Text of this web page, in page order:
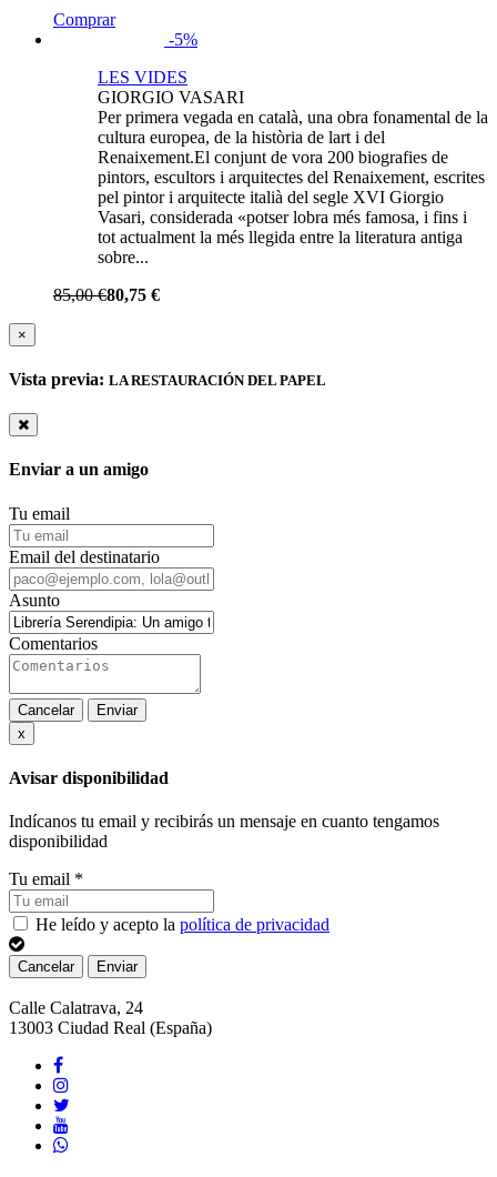
Comprar
-5%
LES VIDES
GIORGIO VASARI
Per primera vegada en català, una obra fonamental de la
cultura europea, de la història de lart i del
Renaixement.El conjunt de vora 200 biografies de
pintors, escultors i arquitectes del Renaixement, escrites
pel pintor i arquitecte italià del segle XVI Giorgio
Vasari, considerada «potser lobra més famosa, i fins i
tot actualment la més llegida entre la literatura antiga
sobre...
85,00 €80,75 €
×
Vista previa: LA RESTAURACIÓN DEL PAPEL
Enviar a un amigo
Tu email
Email del destinatario
Asunto
Comentarios
Cancelar
Enviar
x
Avisar disponibilidad
Indícanos tu email y recibirás un mensaje en cuanto tengamos
disponibilidad
Tu email *
He leído y acepto la política de privacidad
Cancelar Enviar
Calle Calatrava, 24
13003 Ciudad Real (España)